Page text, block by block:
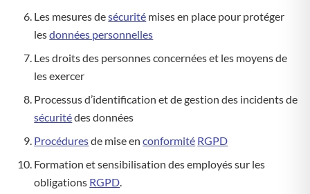
Les mesures desécurité mises en place pour protéger
lesdonnées personnelles
Les droits des personnes concernées et les moyens de
les exercer
Processus d’identification et de gestion des incidents de
sécuritédes données
Procéduresde mise enconformité RGPD
Formation et sensibilisation des employés sur les
obligations RGPD